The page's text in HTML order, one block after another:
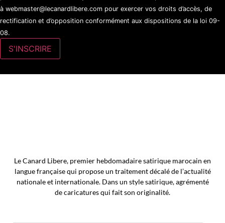
à webmaster@lecanardlibere.com pour exercer vos droits d’accès, de
rectification et d’opposition conformément aux dispositions de la loi 09-
08.
Le Canard Libere, premier hebdomadaire satirique marocain en
langue française qui propose un traitement décalé de l’actualité
nationale et internationale. Dans un style satirique, agrémenté
de caricatures qui fait son originalité.